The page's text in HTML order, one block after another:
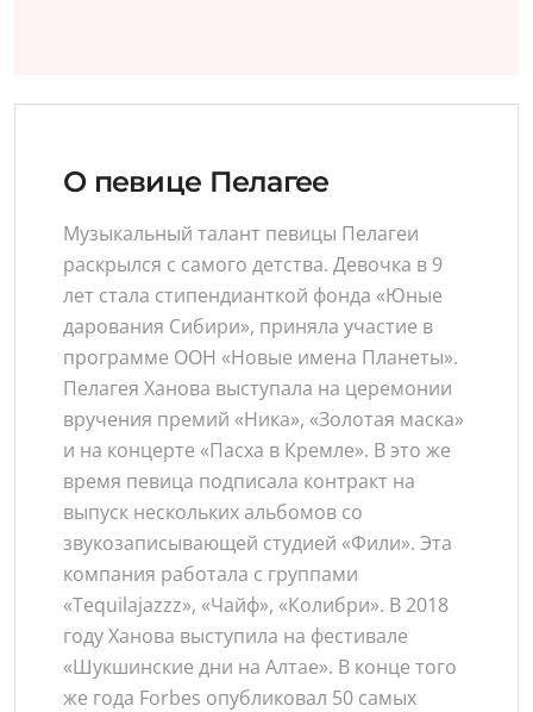
О певице Пелагее
Музыкальный талант певицы Пелагеи
раскрылся с самого детства. Девочка в 9
лет стала стипендианткой фонда «Юные
дарования Сибири», приняла участие в
программе ООН «Новые имена Планеты».
Пелагея Ханова выступала на церемонии
вручения премий «Ника», «Золотая маска»
и на концерте «Пасха в Кремле». В это же
время певица подписала контракт на
выпуск нескольких альбомов со
звукозаписывающей студией «Фили». Эта
компания работала с группами
«Tequilajazzz», «Чайф», «Колибри». В 2018
году Ханова выступила на фестивале
«Шукшинские дни на Алтае». В конце того
же года Forbes опубликовал 50 самых